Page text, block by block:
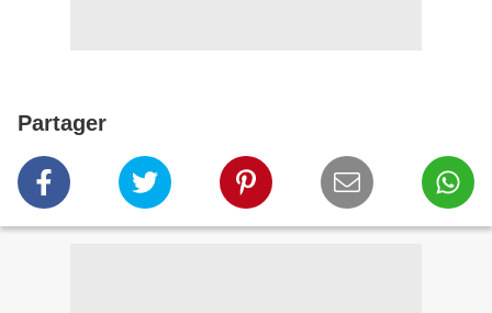
Partager